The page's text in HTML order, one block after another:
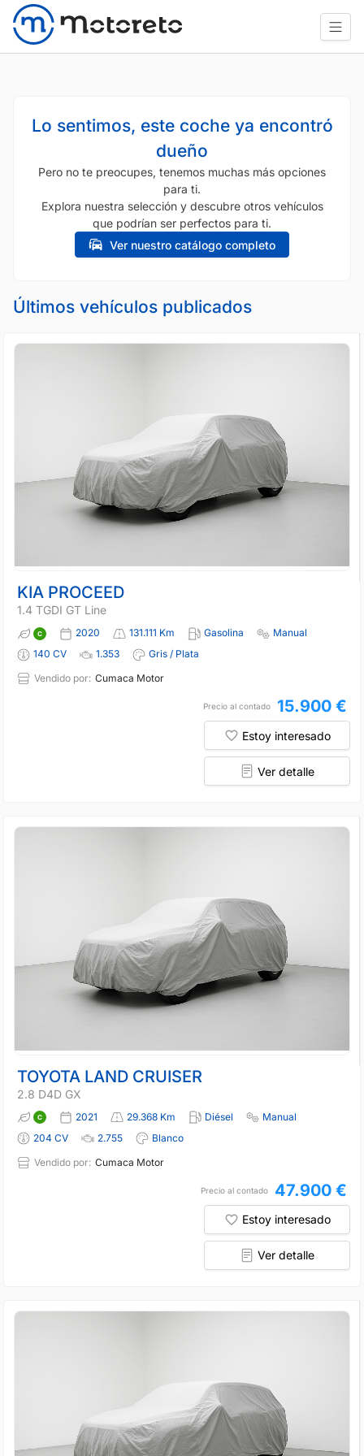
Lo sentimos, este coche ya encontró
dueño
Pero no te preocupes, tenemos muchas más opciones
para ti.
Explora nuestra selección y descubre otros vehículos
que podrían ser perfectos para ti.
Ver nuestro catálogo completo
Últimos vehículos publicados
KIA PROCEED
1.4 TGDI GT Line
2020 131.111 Km Gasolina
Manual
140 CV
1.353
Gris / Plata
Vendido por: Cumaca Motor
Precio al contado 15.900 €
Estoy interesado
Ver detalle
TOYOTA LAND CRUISER
2.8 D4D GX
2021 29.368 Km Diésel
Manual
204 CV
2.755
Blanco
Vendido por: Cumaca Motor
Precio al contado 47.900 €
Estoy interesado
Ver detalle